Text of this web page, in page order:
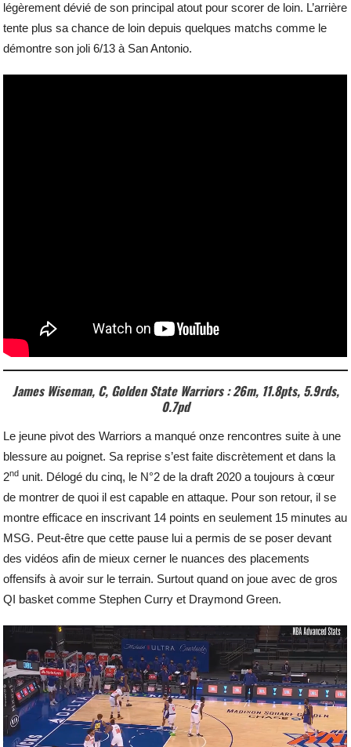
légèrement dévié de son principal atout pour scorer de loin. L’arrière
tente plus sa chance de loin depuis quelques matchs comme le
démontre son joli 6/13 à San Antonio.
James Wiseman, C, Golden State Warriors : 26m, 11.8pts, 5.9rds,
0.7pd
Le jeune pivot des Warriors a manqué onze rencontres suite à une
blessure au poignet. Sa reprise s’est faite discrètement et dans la
2nd unit. Délogé du cinq, le N°2 de la draft 2020 a toujours à cœur
de montrer de quoi il est capable en attaque. Pour son retour, il se
montre efficace en inscrivant 14 points en seulement 15 minutes au
MSG. Peut-être que cette pause lui a permis de se poser devant
des vidéos afin de mieux cerner le nuances des placements
offensifs à avoir sur le terrain. Surtout quand on joue avec de gros
QI basket comme Stephen Curry et Draymond Green.